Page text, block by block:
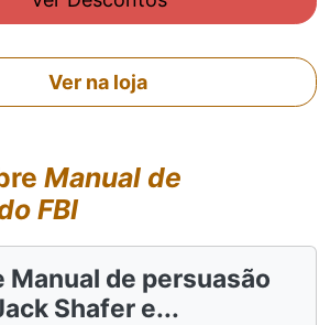
Ver na loja
Manual de
FBI
Manual de persuasão
Shafer e...